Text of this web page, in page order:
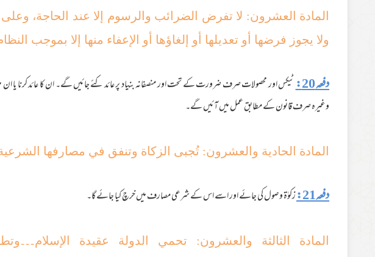
المادة العشرون: لا تفرض الضرائب والرسوم إلا عند الحاجة،
ولا یجوز فرضھا أو تعدیلھا أو إلغاؤھا أو الإعفاء منھا إلا بموجب
دفعہ 20:
ٹیکس اور محصولات صرف ضرورت کے تحت اور منصفانہ بنیاد پر عائد کئے جائیں گے۔ ان کا عائد کرنا یا ان
وغیرہ صرف قانون کے مطابق عمل میں آئیں گے۔
المادة الحادیة والعشرون: تُجبی الزکاة وتنفق في مصارفھا
دفعہ21: زکوٰۃ وصول کی جائے اور اسے اس کے شرعی مصارف میں خرچ کیا جائے گا۔
المادة الثالثة والعشرون: تحمي الدولة عقیدة